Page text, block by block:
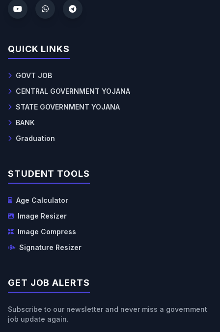
QUICK LINKS
GOVT JOB
CENTRAL GOVERNMENT YOJANA
STATE GOVERNMENT YOJANA
BANK
Graduation
STUDENT TOOLS
Age Calculator
Image Resizer
Image Compress
Signature Resizer
GET JOB ALERTS
Subscribe to our newsletter and never miss a government
job update again.